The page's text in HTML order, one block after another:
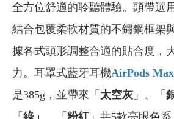
全方位舒適的聆聽體驗。頭帶選
結合包覆柔軟材質的不鏽鋼框架
據各式頭形調整合適的貼合度，
力。耳罩式藍牙耳機AirPods Max
是385g，並帶來「 太空灰 」、「